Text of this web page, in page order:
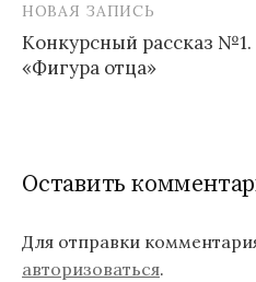
а
в
а
и
НОВАЯ ЗАПИСЬ
Конкурсный рассказ
«Фигура отца»
Оставить
Для отправки
авторизоваться.